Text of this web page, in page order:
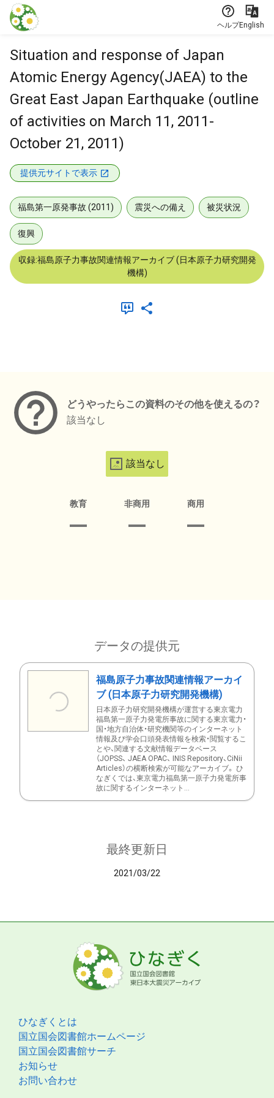
本文に飛ぶ
ヘルプEnglish
Situation and response of Japan
Atomic Energy Agency(JAEA) to the
Great East Japan Earthquake (outline
of activities on March 11, 2011-
October 21, 2011)
提供元サイトで表示
福島第一原発事故 (2011) 震災への備え 被災状況
復興
収録:福島原子力事故関連情報アーカイブ (日本原子力研究開発
機構)
どうやったらこの資料のその他を使えるの？
該当なし
該当なし
教育 非商用 商用
データの提供元
福島原子力事故関連情報アーカイ
ブ (日本原子力研究開発機構)
日本原子力研究開発機構が運営する東京電力
福島第一原子力発電所事故に関する東京電力・
国・地方自治体・研究機関等のインターネット
情報及び学会口頭発表情報を検索・閲覧するこ
とや、関連する文献情報データベース
（JOPSS、 JAEA OPAC、 INIS Repository、CiNii
Articles）の横断検索が可能なアーカイブ。 ひ
なぎくでは、東京電力福島第一原子力発電所事
故に関するインターネット...
最終更新日
2021/03/22
ひなぎくとは
国立国会図書館ホームページ
国立国会図書館サーチ
お知らせ
お問い合わせ